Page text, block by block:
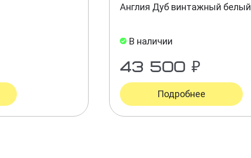
Англия Дуб винтажный белый
В наличии
43 500 ₽
Подробнее